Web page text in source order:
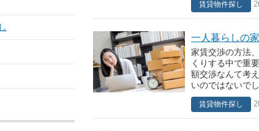
賃貸物件探し
一人暮らしの
家賃交渉の方法
くりする中で重
額交渉なんて考
いのではないでし
賃貸物件探し